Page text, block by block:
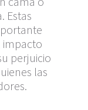
Estas
impacto
perjuicio
las